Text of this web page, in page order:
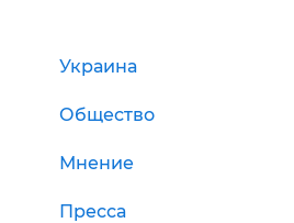
Украина
Общество
Мнение
Пресса